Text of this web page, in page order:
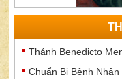
Thánh Benedicto
Chuẩn Bị Bệnh